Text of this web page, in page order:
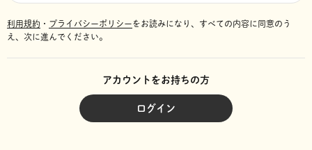
利用規約 ・ プライバシーポリシーをお読みになり、 すべての内容に同意のう
え、次に進んでください。
アカウントをお持ちの方
ログイン